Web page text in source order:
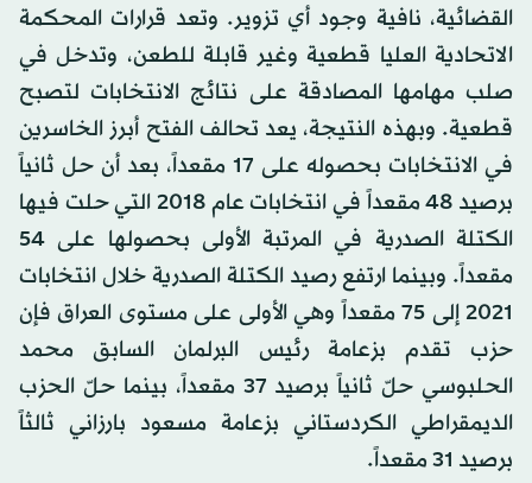
القضائية، نافية وجود أي تزوير. وتعد قرارات المحكمة
الاتحادية العليا قطعية وغير قابلة للطعن، وتدخل في
صلب مهامها المصادقة على نتائج الانتخابات لتصبح
قطعية. وبهذه النتيجة، يعد تحالف الفتح أبرز الخاسرين
في الانتخابات بحصوله على 17 مقعداً، بعد أن حل ثانياً
برصيد 48 مقعداً في انتخابات عام 2018 التي حلت فيها
الكتلة الصدرية في المرتبة الأولى بحصولها على 54
مقعداً. وبينما ارتفع رصيد الكتلة الصدرية خلال انتخابات
2021 إلى 75 مقعداً وهي الأولى على مستوى العراق فإن
حزب تقدم بزعامة رئيس البرلمان السابق محمد
الحلبوسي حلّ ثانياً برصيد 37 مقعداً، بينما حلّ الحزب
الديمقراطي الكردستاني بزعامة مسعود بارزاني ثالثاً
برصيد 31 مقعداً.